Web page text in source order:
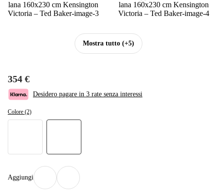
Mostra tutto (+5)
354 €
Desidero pagare in 3 rate senza interessi
Colore (2)
Aggiungi